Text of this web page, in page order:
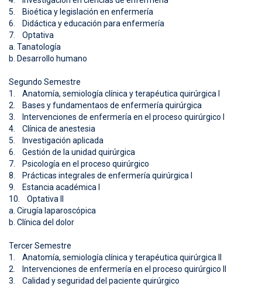
5. Bioética y legislación en enfermería
6. Didáctica y educación para enfermería
7. Optativa
a. Tanatología
b. Desarrollo humano
Segundo Semestre
1. Anatomía, semiología clínica y terapéutica quirúrgica I
2. Bases y fundamentaos de enfermería quirúrgica
3. Intervenciones de enfermería en el proceso quirúrgico I
4. Clínica de anestesia
5. Investigación aplicada
6. Gestión de la unidad quirúrgica
7. Psicología en el proceso quirúrgico
8. Prácticas integrales de enfermería quirúrgica I
9. Estancia académica I
10. Optativa II
a. Cirugía laparoscópica
b. Clínica del dolor
Tercer Semestre
1. Anatomía, semiología clínica y terapéutica quirúrgica II
2. Intervenciones de enfermería en el proceso quirúrgico II
3. Calidad y seguridad del paciente quirúrgico